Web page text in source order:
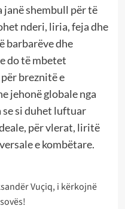
janë shembull për të
nderi, liria, feja dhe
barbarëve dhe
do të mbetet
breznitë e
jehonë globale nga
se si duhet luftuar
për vlerat, liritë
e kombëtare.
Vuçiq, i kërkojnë